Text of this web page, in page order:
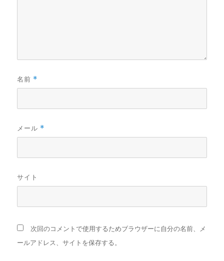
名前 *
メール *
サイト
次回のコメントで使用するためブラウザーに自分の名前、メ
ールアドレス、サイトを保存する。